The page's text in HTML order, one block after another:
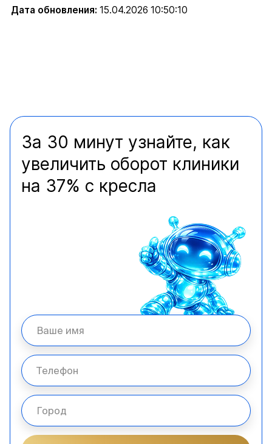
Дата обновления: 15.04.2026 10:50:10
За 30 минут узнайте, как
увеличить оборот клиники
на 37% с кресла